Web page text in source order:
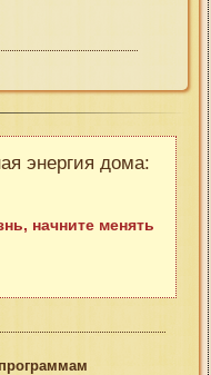
энергия дома:
начните менять